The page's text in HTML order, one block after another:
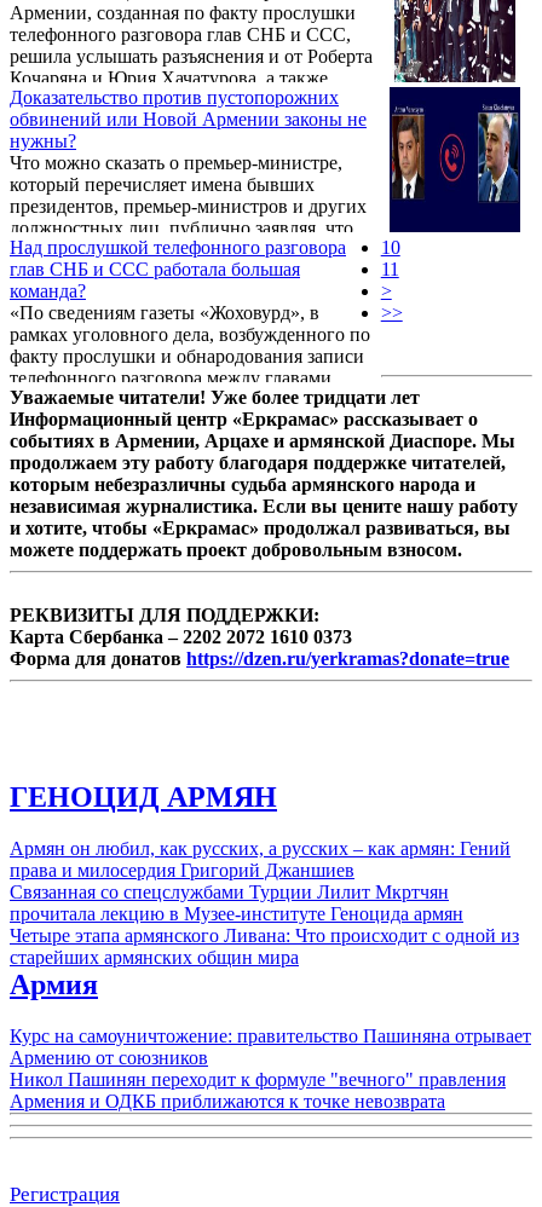
Армении, созданная по факту прослушки
телефонного разговора глав СНБ и ССС,
решила услышать разъяснения и от Роберта
Кочаряна и Юрия Хачатурова, а также
судьи, который рассматривал вопрос ареста
экс-президента.
Доказательство против пустопорожних
обвинений или Новой Армении законы не
нужны?
Что можно сказать о премьер-министре,
который перечисляет имена бывших
президентов, премьер-министров и других
должностных лиц, публично заявляя, что
эти люди виновны в преступлениях против
государства и народа?
Над прослушкой телефонного разговора
глав СНБ и ССС работала большая
команда?
«По сведениям газеты «Жоховурд», в
рамках уголовного дела, возбужденного по
факту прослушки и обнародования записи
телефонного разговора между главами
Службы национальной безопасности и
Специальной следственной службы, в
ближайшее время будут серьезные
разоблачения.
10
11
>
>>
Уважаемые читатели! Уже более тридцати лет
Информационный центр «Еркрамас» рассказывает о
событиях в Армении, Арцахе и армянской Диаспоре. Мы
продолжаем эту работу благодаря поддержке читателей,
которым небезразличны судьба армянского народа и
независимая журналистика. Если вы цените нашу работу
и хотите, чтобы «Еркрамас» продолжал развиваться, вы
можете поддержать проект добровольным взносом.
РЕКВИЗИТЫ ДЛЯ ПОДДЕРЖКИ:
Карта Сбербанка – 2202 2072 1610 0373
Форма для донатов https://dzen.ru/yerkramas?donate=true
ГЕНОЦИД АРМЯН
Армян он любил, как русских, а русских – как армян: Гений
права и милосердия Григорий Джаншиев
Связанная со спецслужбами Турции Лилит Мкртчян
прочитала лекцию в Музее-институте Геноцида армян
Четыре этапа армянского Ливана: Что происходит с одной из
старейших армянских общин мира
Армия
Курс на самоуничтожение: правительство Пашиняна отрывает
Армению от союзников
Никол Пашинян переходит к формуле "вечного" правления
Армения и ОДКБ приближаются к точке невозврата
Регистрация